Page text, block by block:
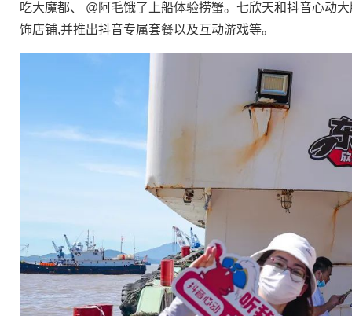
吃大魔都、 @阿毛饿了上船体验捞蟹。七欣天和抖音心动
饰店铺,并推出抖音专属套餐以及互动游戏等。